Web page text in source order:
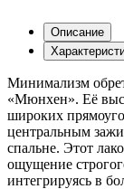
Описание
Минимализм
«Мюнхен». Её
широких
центральным
спальне. Этот
ощущение
интегрируясь в